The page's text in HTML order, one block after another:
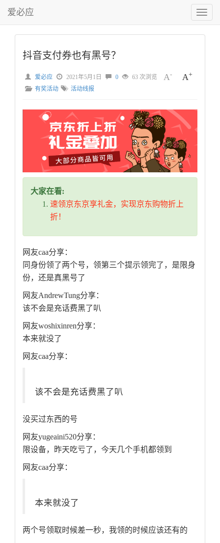
切
换
菜
爱必应
抖音支付券也有黑号？
A- A+
爱必应 2021年5月1日 0
63 次浏览
有奖活动
活动线报
大家在看:
速领京东京享礼金，实现京东购物折上
折！
网友caa分享：
同身份领了两个号，领第三个提示领完了，是限身
份，还是真黑号了
网友AndrewTung分享：
该不会是充话费黑了叭
网友woshixinren分享：
本来就没了
网友caa分享：
该不会是充话费黑了叭
没买过东西的号
网友yugeaini520分享：
限设备，昨天吃亏了，今天几个手机都领到
网友caa分享：
本来就没了
两个号领取时候差一秒，我领的时候应该还有的